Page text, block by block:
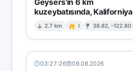
Geysers'in 6 km
kuzeybatısında, Kaliforniya
2.7 km I 38.82, -122.80
03:27:26 09.08.2026